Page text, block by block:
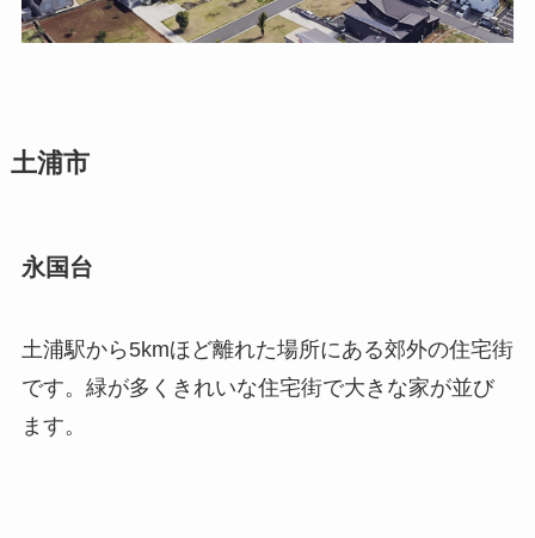
土浦市
永国台
土浦駅から5kmほど離れた場所にある郊外の住宅街
です。緑が多くきれいな住宅街で大きな家が並び
ます。